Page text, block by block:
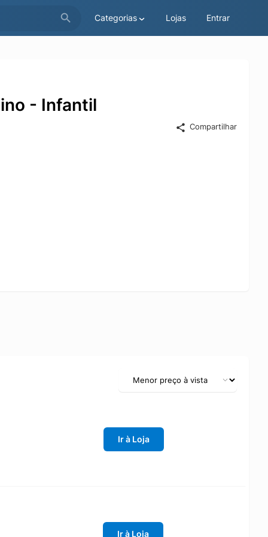
Categorias Lojas Entrar
- Infantil
Compartilhar
Ir à Loja
Ir à Loja